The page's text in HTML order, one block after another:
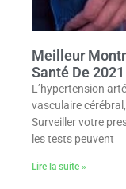
Meilleur
Santé De 2021
L’hypertension
vasculaire
Surveiller votre
les tests peuvent
Lire la suite »